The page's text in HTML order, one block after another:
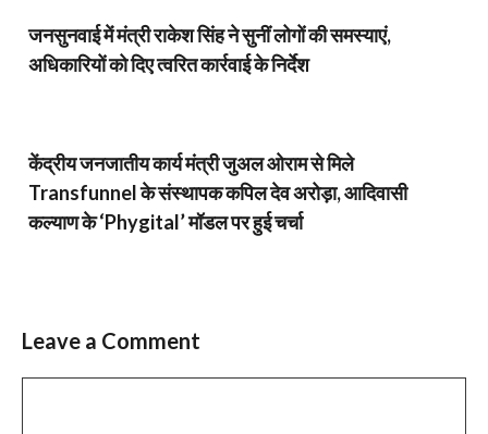
जनसुनवाई में मंत्री राकेश सिंह ने सुनीं लोगों की समस्याएं,
अधिकारियों को दिए त्वरित कार्रवाई के निर्देश
केंद्रीय जनजातीय कार्य मंत्री जुअल ओराम से मिले
Transfunnel के संस्थापक कपिल देव अरोड़ा, आदिवासी
कल्याण के ‘Phygital’ मॉडल पर हुई चर्चा
Leave a Comment